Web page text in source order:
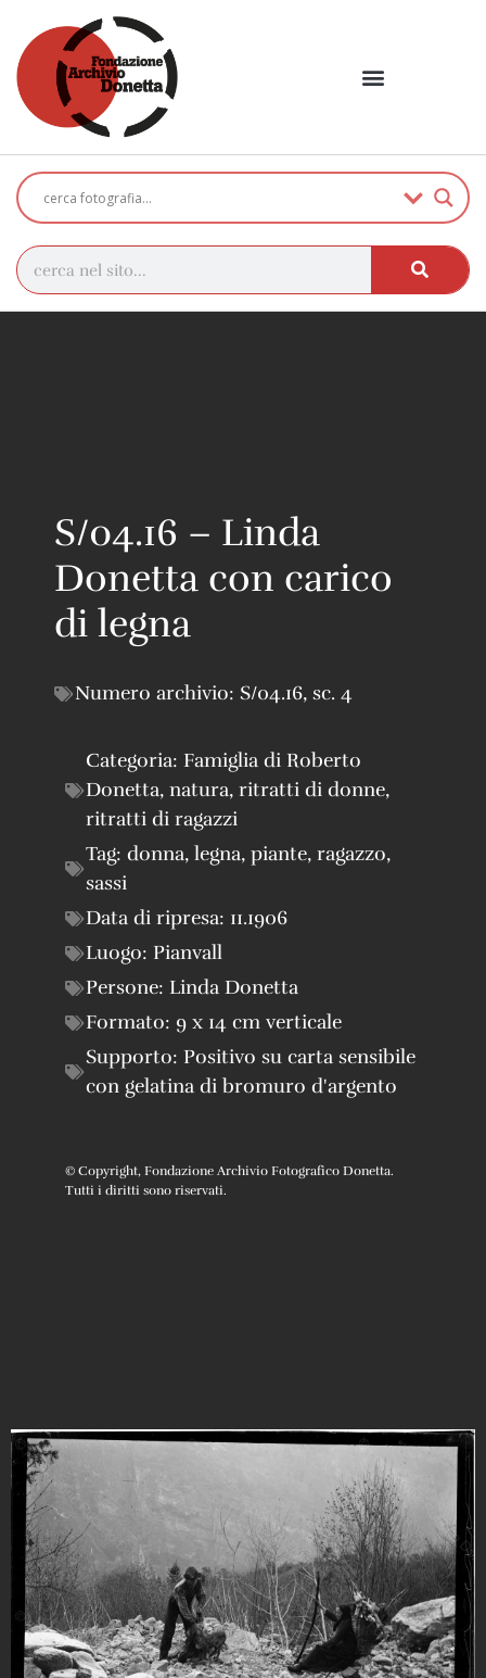
S/04.16 – Linda
Donetta con carico
di legna
Numero archivio: S/04.16, sc. 4
Categoria: Famiglia di Roberto
Donetta, natura, ritratti di donne,
ritratti di ragazzi
Tag: donna, legna, piante, ragazzo,
sassi
Data di ripresa: 11.1906
Luogo: Pianvall
Persone: Linda Donetta
Formato: 9 x 14 cm verticale
Supporto: Positivo su carta sensibile
con gelatina di bromuro d'argento
© Copyright, Fondazione Archivio Fotografico Donetta.
Tutti i diritti sono riservati.